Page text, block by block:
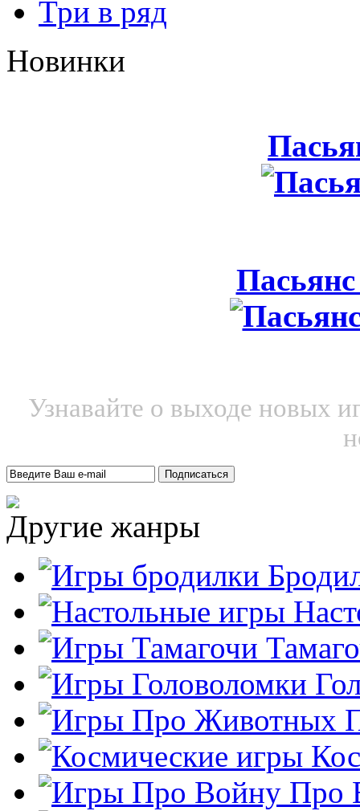
Три в ряд
Новинки
Узнавайте о выходе новых
Другие жанры
Про